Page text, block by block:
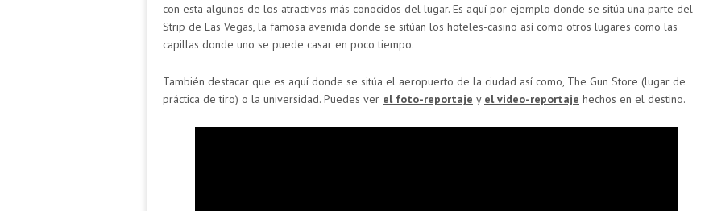
con esta algunos de los atractivos más conocidos del lugar. Es aquí por ejemplo donde se sitúa una parte del
Strip de Las Vegas, la famosa avenida donde se sitúan los hoteles-casino así como otros lugares como las
capillas donde uno se puede casar en poco tiempo.
También destacar que es aquí donde se sitúa el aeropuerto de la ciudad así como, The Gun Store (lugar de
práctica de tiro) o la universidad. Puedes ver el foto-reportaje y el video-reportaje hechos en el destino.